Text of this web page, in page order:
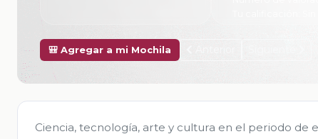
🎒 Agregar a mi Mochila
Ciencia, tecnología, arte y cultura en el periodo de